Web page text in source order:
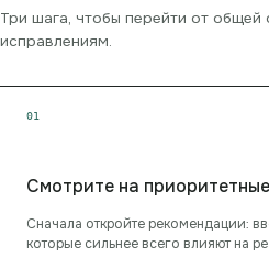
Три шага, чтобы перейти от общей
исправлениям.
01
Смотрите на
Сначала откройте рекомендации:
которые сильнее всего влияют на